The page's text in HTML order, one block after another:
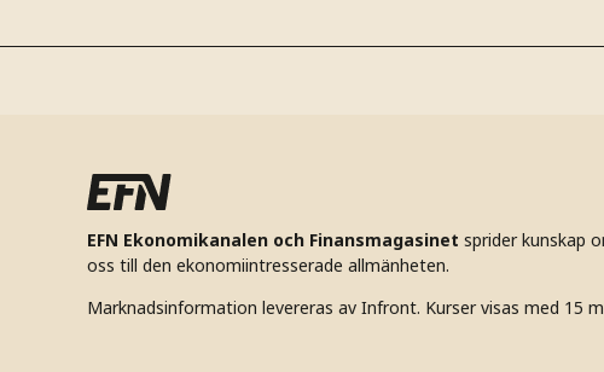
EFN Ekonomikanalen och Finansmagasinet sprider kunskap
oss till den ekonomiintresserade allmänheten.
Marknadsinformation levereras av Infront. Kurser visas med 15